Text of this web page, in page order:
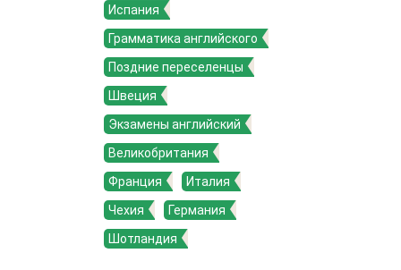
Испания
Грамматика английского
Поздние переселенцы
Швеция
Экзамены английский
Великобритания
Франция
Италия
Чехия
Германия
Шотландия